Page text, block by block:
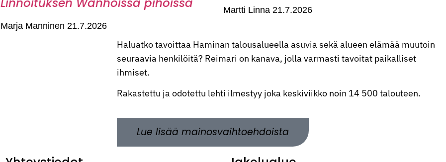
Marja Manninen 21.7.2026
Martti Linna 21.7.2026
Haluatko tavoittaa Haminan talousalueella asuvia sekä alueen elämää muutoin
seuraavia henkilöitä? Reimari on kanava, jolla varmasti tavoitat paikalliset
ihmiset.
Rakastettu ja odotettu lehti ilmestyy joka keskiviikko noin 14 500 talouteen.
Lue lisää mainosvaihtoehdoista